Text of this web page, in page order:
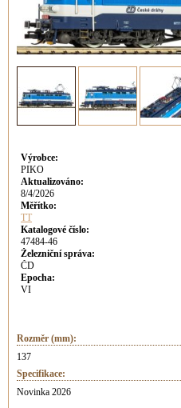
Výrobce:
PIKO
Aktualizováno:
8/4/2026
Měřítko:
TT
Katalogové číslo:
47484-46
Železniční správa:
ČD
Epocha:
VI
Rozměr (mm):
137
Specifikace:
Novinka 2026